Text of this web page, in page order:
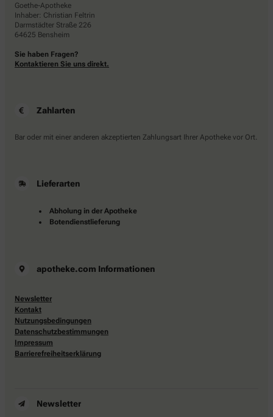
Goethe-Apotheke
Inhaber: Christian Feltrin
Darmstädter Straße 226
64625 Bensheim
Sie haben Fragen?
Kontaktieren Sie uns direkt.
Zahlarten
Bar oder mit einer anderen akzeptierten Zahlungsart Ihrer Apotheke vor Ort.
Lieferarten
Abholung in der Apotheke
Botendienstlieferung
apotheke.com Informationen
Newsletter
Kontakt
Nutzungsbedingungen
Datenschutzbestimmungen
Impressum
Barrierefreiheitserklärung
Newsletter